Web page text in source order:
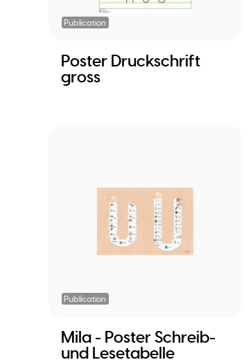
Publication
Poster Druckschrift
gross
Publication
Mila - Poster Schreib-
und Lesetabelle